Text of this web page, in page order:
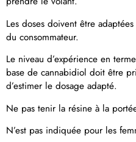
Les doses doivent être
du consommateur.
Le niveau d’expérience en
base de cannabidiol doit être
d’estimer le dosage adapté.
Ne pas tenir la résine à la
N’est pas indiquée pour les